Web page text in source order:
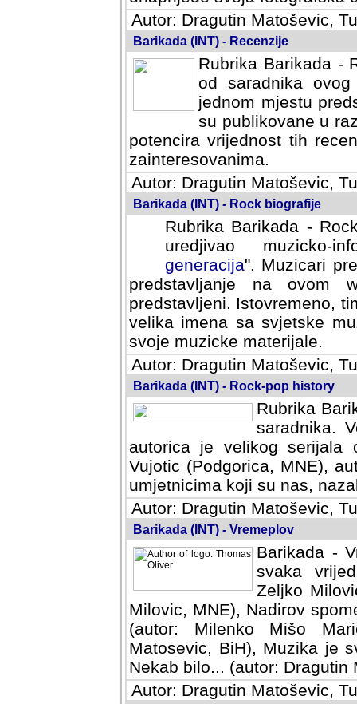
Autor: Dragutin Matoševic,
Barikada (INT) - Recenzije
Rubrika Barikada -
od saradnika
jednom mjestu
su publikovane u
potencira vrijednost tih
zainteresovanima.
Autor: Dragutin Matoševic,
Barikada (INT) - Rock biografije
Rubrika Barikada -
uredjivao muzicko-
Muzicari predstavljeni u
na ovom web portalu
Istovremeno, tim nacinom
sa svjetske muzicke scene
materijale.
Autor: Dragutin Matoševic,
Barikada (INT) - Rock-pop history
Rubrika
saradnika.
autorica je velikog serijala
Vujotic (Podgorica, MNE),
umjetnicima koji su nas,
Autor: Dragutin Matoševic,
Barikada (INT) - Vremeplov
Barikada -
svaka
Milovic,
MNE), Nadirov spomenar
Milenko Mišo Maric, UK),
Muzika je svirala (autor:
(autor: Dragutin Matosevic,
Autor: Dragutin Matoševic,